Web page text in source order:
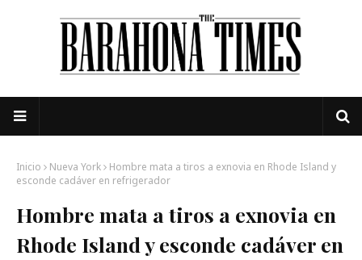
Inicio Nueva York
Hombre mata a tiros a exnovia en Rhode Island y
esconde cadáver en refrigerador
Hombre mata a tiros a exnovia en
Rhode Island y esconde cadáver en